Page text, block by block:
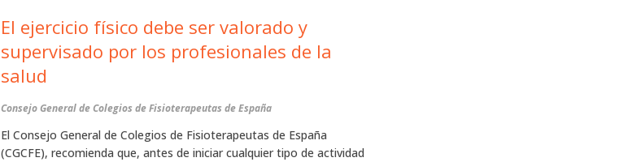
El ejercicio físico debe ser valorado y
supervisado por los profesionales de la
salud
Consejo General de Colegios de Fisioterapeutas de España
El Consejo General de Colegios de Fisioterapeutas de España
(CGCFE), recomienda que, antes de iniciar cualquier tipo de actividad